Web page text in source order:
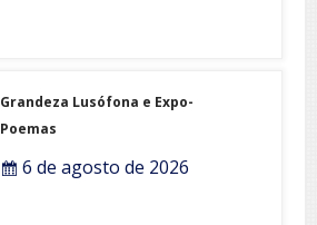
Grandeza Lusófona e Expo-
Poemas
6 de agosto de 2026